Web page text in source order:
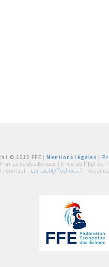
© 2015 FFE |Mentions légales
des Echecs | 6 rue de l'Eglise |
| contact : contact@ffechecs.fr |